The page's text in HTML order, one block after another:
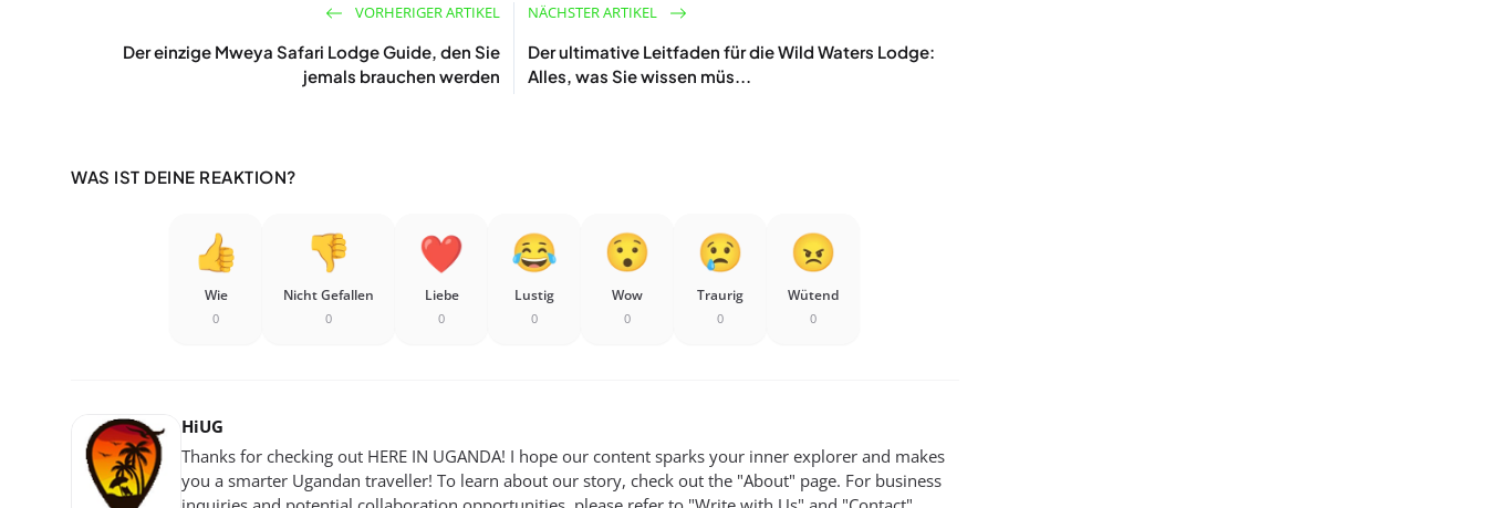
VORHERIGER ARTIKEL
Der einzige Mweya Safari Lodge Guide, den Sie
jemals brauchen werden
NÄCHSTER ARTIKEL
Der ultimative Leitfaden für die Wild Waters Lodge:
Alles, was Sie wissen müs...
WAS IST DEINE REAKTION?
Wie
0
Nicht Gefallen
0
Liebe
0
Lustig
0
Wow
0
Traurig
0
Wütend
0
HiUG
Thanks for checking out HERE IN UGANDA! I hope our content sparks your inner explorer and makes
you a smarter Ugandan traveller! To learn about our story, check out the "About" page. For business